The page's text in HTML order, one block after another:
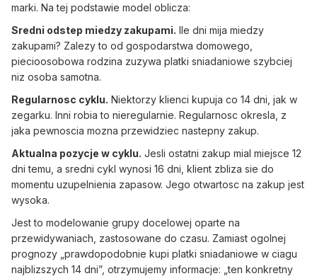
marki. Na tej podstawie model oblicza:
Sredni odstep miedzy zakupami. Ile dni mija miedzy
zakupami? Zalezy to od gospodarstwa domowego,
piecioosobowa rodzina zuzywa platki sniadaniowe szybciej
niz osoba samotna.
Regularnosc cyklu. Niektorzy klienci kupuja co 14 dni, jak w
zegarku. Inni robia to nieregularnie. Regularnosc okresla, z
jaka pewnoscia mozna przewidziec nastepny zakup.
Aktualna pozycje w cyklu. Jesli ostatni zakup mial miejsce 12
dni temu, a sredni cykl wynosi 16 dni, klient zbliza sie do
momentu uzupelnienia zapasow. Jego otwartosc na zakup jest
wysoka.
Jest to modelowanie grupy docelowej oparte na
przewidywaniach, zastosowane do czasu. Zamiast ogolnej
prognozy „prawdopodobnie kupi platki sniadaniowe w ciagu
najblizszych 14 dni”, otrzymujemy informacje: „ten konkretny